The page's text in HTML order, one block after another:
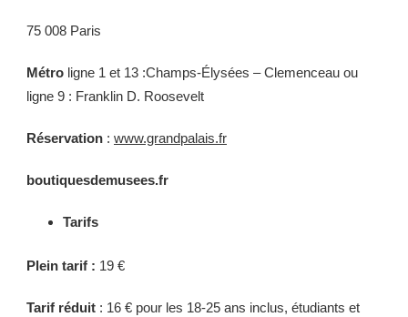
75 008 Paris
Métro ligne 1 et 13 :Champs-Élysées – Clemenceau ou
ligne 9 : Franklin D. Roosevelt
Réservation : www.grandpalais.fr
boutiquesdemusees.fr
Tarifs
Plein tarif : 19 €
Tarif réduit : 16 € pour les 18-25 ans inclus, étudiants et